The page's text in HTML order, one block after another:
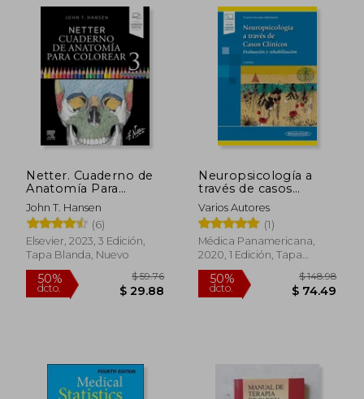
45%
dcto.
Netter. Cuaderno de
Anatomía Para
Colorear: 3ª ed.
Revisada
John T. Hansen
(6)
Elsevier, 2023, 3 Edición,
Tapa Blanda, Nuevo
Neuropsicología a
través de casos
clínicos. Evaluación y
rehabilitación
Varios Autores
(1)
Médica Panamericana,
2020, 1 Edición, Tapa
Blanda, Nuevo